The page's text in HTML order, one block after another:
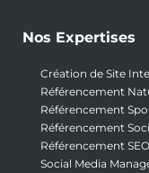
Nos Expertises
Création de Site
Référencement
Référencement
Référencement
Référencement
Social Media